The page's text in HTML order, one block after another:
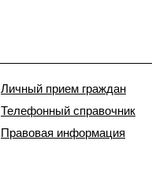
Личный прием граждан
Телефонный справочник
Правовая информация